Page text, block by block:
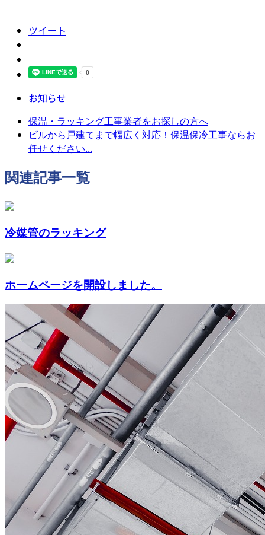
────────────────────────
ツイート
お知らせ
保温・ラッキング工事業者をお探しの方へ
ビルから戸建てまで幅広く対応！保温保冷工事ならお
任せください...
関連記事一覧
冷媒管のラッキング
ホームページを開設しました。